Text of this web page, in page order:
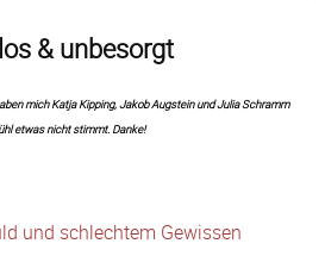
& unbesorgt
mich Katja Kipping, Jakob Augstein und Julia Schramm
etwas nicht stimmt. Danke!
und schlechtem Gewissen